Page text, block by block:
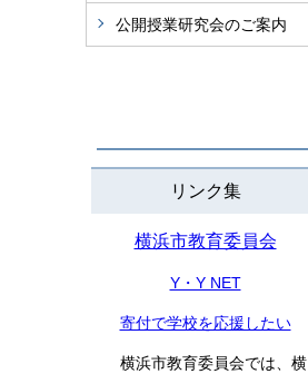
公開授業研究会のご案内
リンク集
横浜市教育委員会
Y・Y NET
寄付で学校を応援したい
横浜市教育委員会では、横